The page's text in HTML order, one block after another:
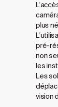
plus
pré-
non
les
Les
vision